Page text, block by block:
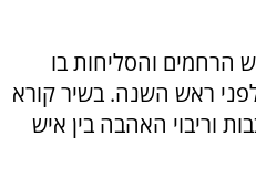
הרחמים והסליחות בו
ראש השנה. בשיר קורא
וריבוי האהבה בין איש